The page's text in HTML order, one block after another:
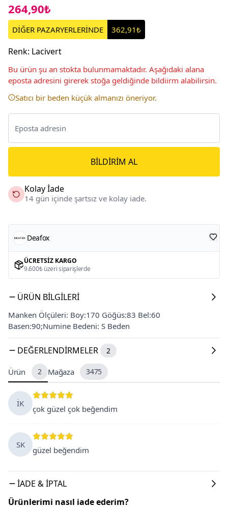
264,90₺
DİĞER PAZARYERLERİNDE 362,91₺
Renk: Lacivert
Bu ürün şu an stokta bulunmamaktadır. Aşağıdaki alana
eposta adresini girerek stoğa geldiğinde bildiirm alabilirsin.
Satıcı bir beden küçük almanızı öneriyor.
BILDIRIM AL
Kolay İade
14 gün içinde şartsız ve kolay iade.
Deafox
ÜCRETSIZ KARGO
9.600₺ üzeri siparişlerde
ÜRÜN BILGILERI
Manken Ölçüleri: Boy:170 Göğüs:83 Bel:60
Basen:90;Numine Bedeni: S Beden
DEĞERLENDIRMELER 2
Ürün 2 Mağaza 3475
İK
çok güzel çok beğendim
SK
güzel beğendim
İADE & İPTAL
Ürünlerimi nasıl iade ederim?